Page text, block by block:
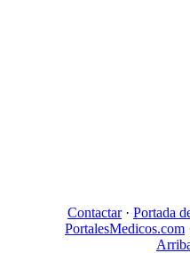
Contactar· Portada
PortalesMedicos.com